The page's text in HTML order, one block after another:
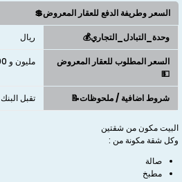
السعر وطريفة الدفع للعقار المعروض💲
وحدة_التبادل_التجاري💰 ريال
السعر المطلوب للعقار المعروض
💵
مليون و 300 الف
شروط اضافية / ملحوظات📝 تقبل البنك
البيت مكون من شقتين
وكل شقة مكونة من :
صالة
مطبخ